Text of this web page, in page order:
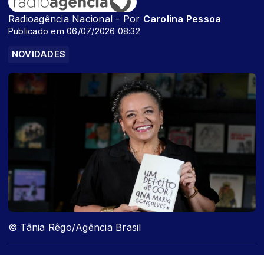
Radioagência Nacional - Por Carolina Pessoa
Publicado em 06/07/2026 08:32
NOVIDADES
© Tânia Rêgo/Agência Brasil